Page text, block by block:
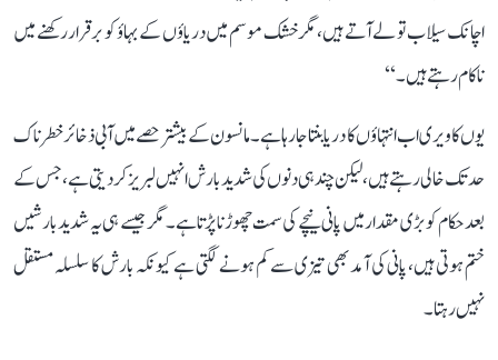
اچانک سیلاب تو لے آتے ہیں، مگر خشک موسم میں دریاؤں کے بہاؤ کو برقرار رکھنے میں
ناکام رہتے ہیں۔‘‘
یوں کاویری اب انتہاؤں کا دریا بنتا جا رہا ہے۔ مانسون کے بیشتر حصے میں آبی ذخائر خطرناک
حد تک خالی رہتے ہیں، لیکن چند ہی دنوں کی شدید بارش انہیں لبریز کر دیتی ہے، جس کے
بعد حکام کو بڑی مقدار میں پانی نیچے کی سمت چھوڑنا پڑتا ہے۔ مگر جیسے ہی یہ شدید بارشیں
ختم ہوتی ہیں، پانی کی آمد بھی تیزی سے کم ہونے لگتی ہے کیونکہ بارش کا سلسلہ مستقل
نہیں رہتا۔